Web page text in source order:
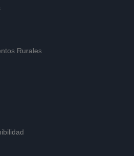
Rurales